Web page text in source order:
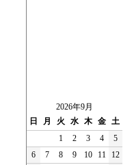
2026年9月
日
月 火 水 木 金 土
1
2 3 4
5
6
7 8 9 10 11
12